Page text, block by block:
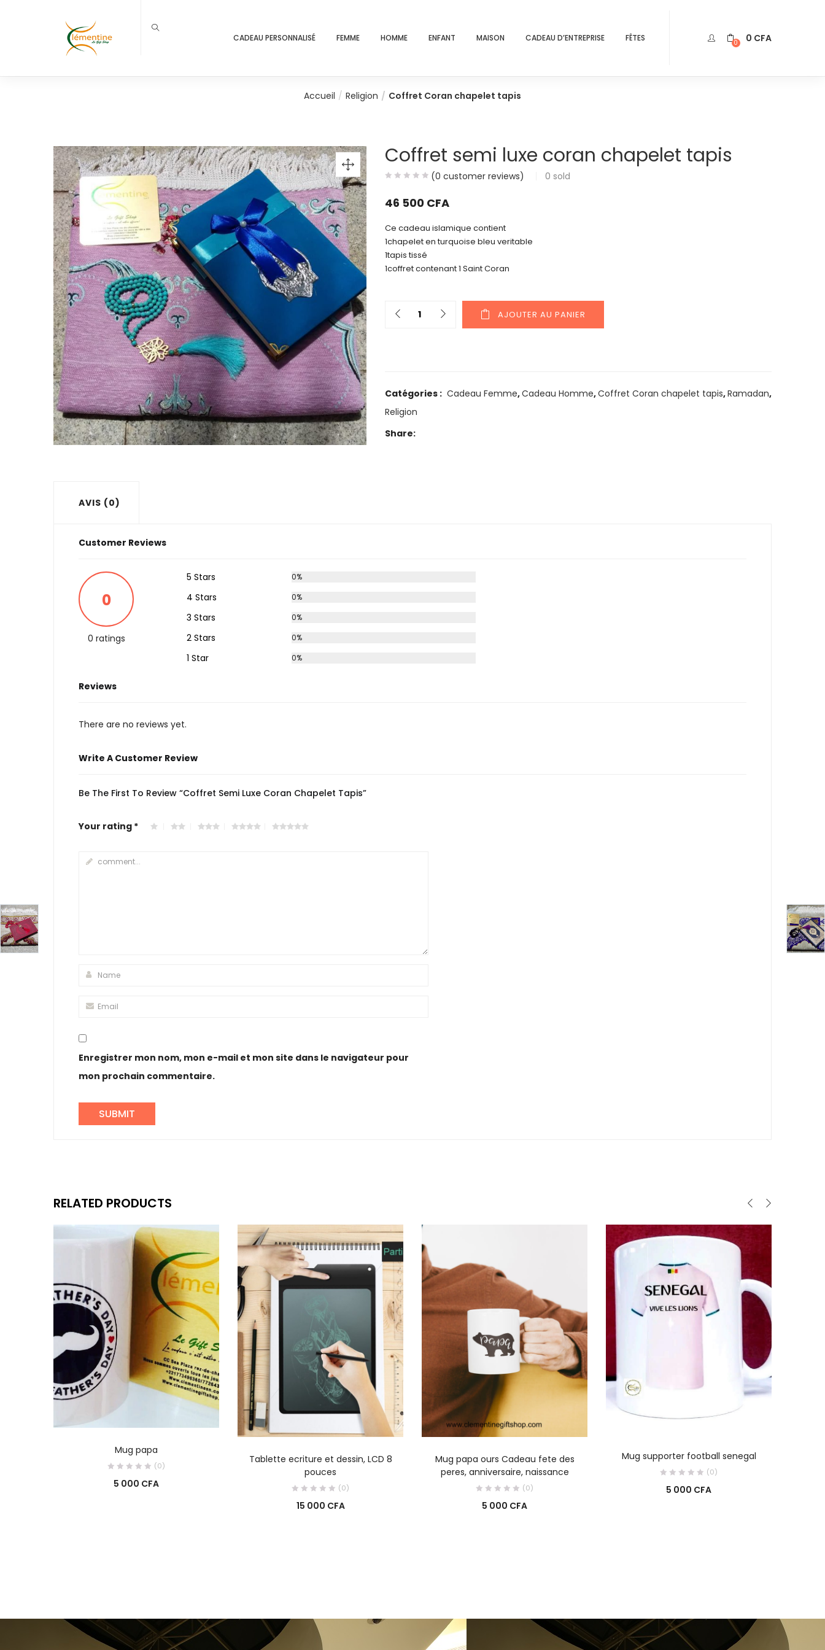
CADEAU PERSONNALISÉ FEMME HOMME ENFANT MAISON CADEAU D’ENTREPRISE FÊTES 0 0 CFA
Accueil Religion Coffret Coran chapelet tapis
Coffret semi luxe coran chapelet tapis
(0 customer reviews) 0 sold
46 500 CFA
Ce cadeau islamique contient
1chapelet en turquoise bleu veritable
1tapis tissé
1coffret contenant 1 Saint Coran
Quantity
AJOUTER AU PANIER
Catégories : Cadeau Femme,Cadeau Homme,Coffret Coran chapelet tapis,Ramadan,
Religion
Share:
AVIS (0)
Customer Reviews
0
0 ratings
5 Stars 0%
4 Stars 0%
3 Stars 0%
2 Stars 0%
1 Star 0%
Reviews
There are no reviews yet.
Write A Customer Review
Be The First To Review “Coffret Semi Luxe Coran Chapelet Tapis”
Your rating *
Enregistrer mon nom, mon e-mail et mon site dans le navigateur pour
mon prochain commentaire.
RELATED PRODUCTS
Mug papa
(0)
5 000 CFA
Tablette ecriture et dessin, LCD 8
pouces
(0)
15 000 CFA
Mug papa ours Cadeau fete des
peres, anniversaire, naissance
(0)
5 000 CFA
Mug supporter football senegal
(0)
5 000 CFA